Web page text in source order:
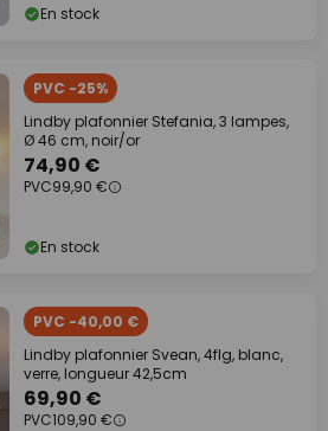
En stock
PVC -25%
Lindby plafonnier Stefania, 3 lampes,
Ø 46 cm, noir/or
74,90 €
PVC99,90 €
En stock
PVC -40,00 €
Lindby plafonnier Svean, 4flg, blanc,
verre, longueur 42,5cm
69,90 €
PVC109,90 €